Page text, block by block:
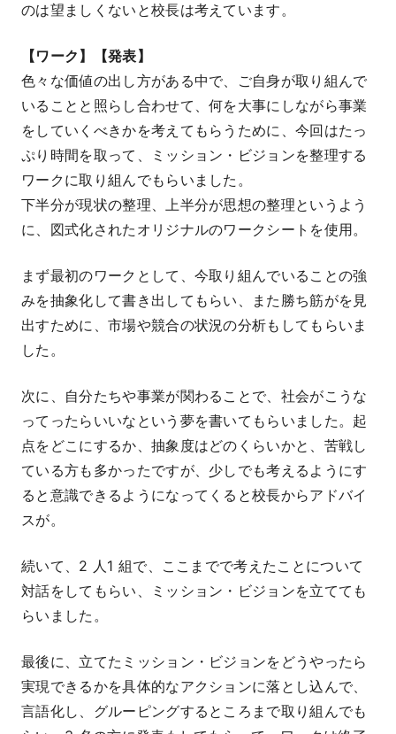
のは望ましくないと校長は考えています。
【ワーク】【発表】
色々な価値の出し方がある中で、ご自身が取り組んで
いることと照らし合わせて、何を大事にしながら事業
をしていくべきかを考えてもらうために、今回はたっ
ぷり時間を取って、ミッション・ビジョンを整理する
ワークに取り組んでもらいました。
下半分が現状の整理、上半分が思想の整理というよう
に、図式化されたオリジナルのワークシートを使用。
まず最初のワークとして、今取り組んでいることの強
みを抽象化して書き出してもらい、また勝ち筋がを見
出すために、市場や競合の状況の分析もしてもらいま
した。
次に、自分たちや事業が関わることで、社会がこうな
ってったらいいなという夢を書いてもらいました。起
点をどこにするか、抽象度はどのくらいかと、苦戦し
ている方も多かったですが、少しでも考えるようにす
ると意識できるようになってくると校長からアドバイ
スが。
続いて、2 人1 組で、ここまでで考えたことについて
対話をしてもらい、ミッション・ビジョンを立てても
らいました。
最後に、立てたミッション・ビジョンをどうやったら
実現できるかを具体的なアクションに落とし込んで、
言語化し、グルーピングするところまで取り組んでも